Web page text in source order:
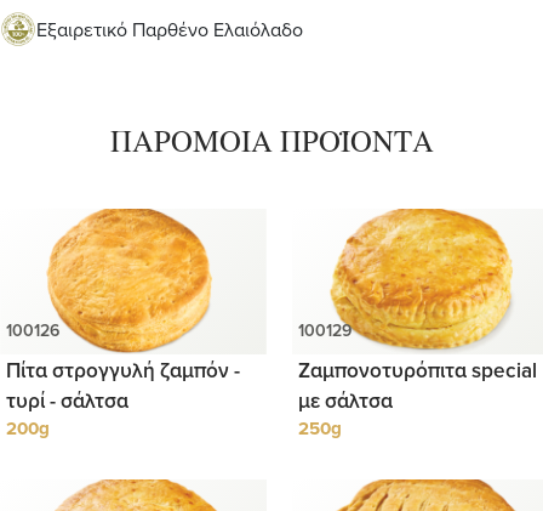
Εξαιρετικό Παρθένο Ελαιόλαδο
ΠΑΡΟΜΟΙΑ ΠΡΟΪΟΝΤΑ
Πίτα στρογγυλή ζαμπόν -
τυρί - σάλτσα
200g
Ζαμπονοτυρόπιτα special
με σάλτσα
250g